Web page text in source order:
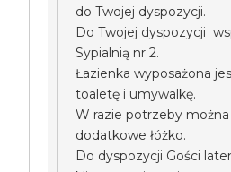
do Twojej dyspozycji.
Do Twojej dyspozycji
Sypialnią nr 2.
Łazienka wyposażona
toaletę i umywalkę.
W razie potrzeby
dodatkowe łóżko.
Do dyspozycji Gości